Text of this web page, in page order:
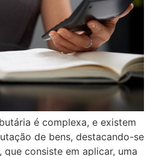
é complexa, e existem
de bens, destacando-se
consiste em aplicar, uma